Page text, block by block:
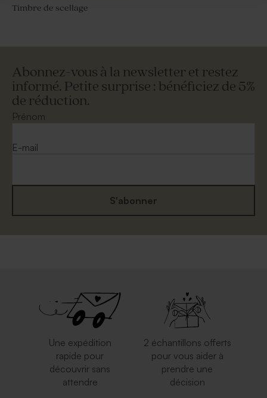
Timbre de scellage
Abonnez-vous à la newsletter et restez
informé. Petite surprise : bénéficiez de 5%
de réduction.
Prénom
E-mail
S'abonner
Une expédition
rapide pour
découvrir sans
attendre
2 échantillons offerts
pour vous aider à
prendre une
décision